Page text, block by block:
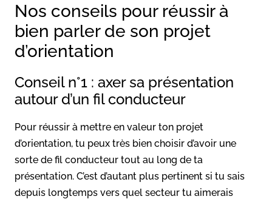
Nos conseils pour réussir à
bien parler de son projet
d’orientation
Conseil n°1 : axer sa présentation
autour d’un fil conducteur
Pour réussir à mettre en valeur ton projet
d’orientation, tu peux très bien choisir d’avoir une
sorte de fil conducteur tout au long de ta
présentation. C’est d’autant plus pertinent si tu sais
depuis longtemps vers quel secteur tu aimerais